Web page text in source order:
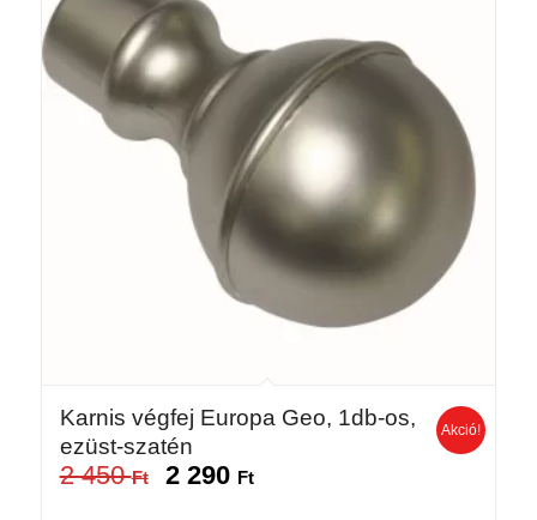
Karnis végfej Europa Geo, 1db-os,
ezüst-szatén
2 450Ft
Original
2 290 FtCurrent
Akció!